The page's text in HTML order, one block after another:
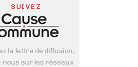
SUIVEZ
la lettre de diffusion,
nous sur les réseaux